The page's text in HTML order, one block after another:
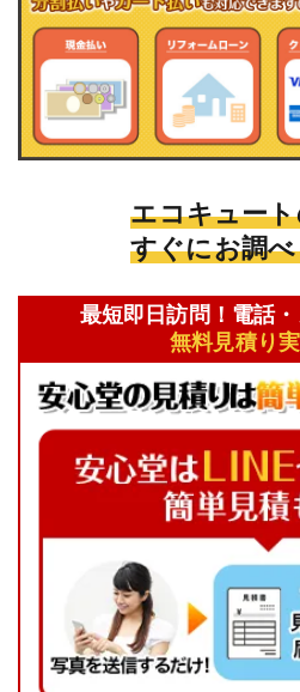
エコキュー
すぐにお調
最短即日訪問！電話
無料見積り実